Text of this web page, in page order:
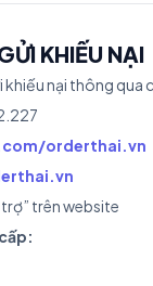
KHIẾU NẠI
nại thông qua
orderthai.vn
trên website